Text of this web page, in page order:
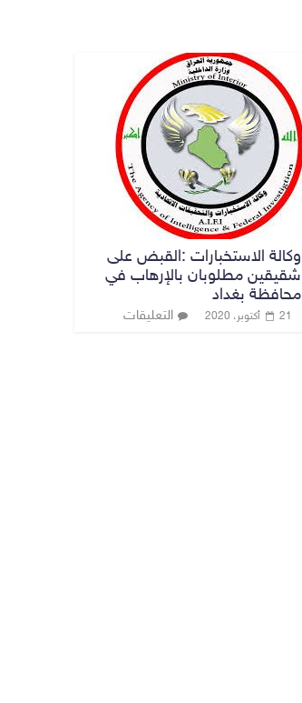
وكالة الاستخبارات :القبض على
شقيقين مطلوبان بالإرهاب في
محافظة بغداد
21 أكتوبر، 2020 التعليقات